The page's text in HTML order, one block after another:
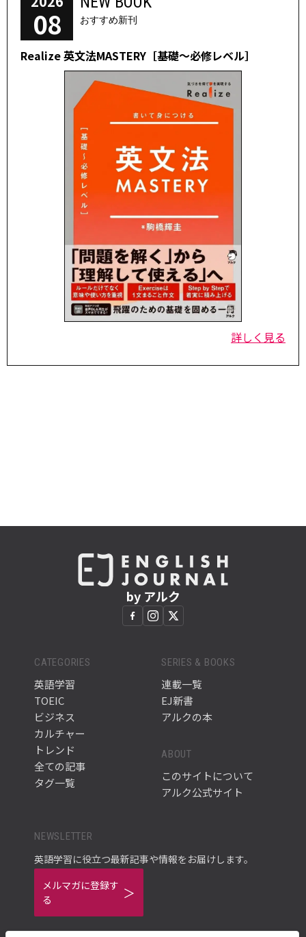
08 おすすめ新刊
Realize 英文法MASTERY［基礎～必修レベル］
詳しく見る
by アルク
CATEGORIES
英語学習
TOEIC
ビジネス
カルチャー
トレンド
全ての記事
タグ一覧
SERIES & BOOKS
連載一覧
EJ新書
アルクの本
ABOUT
このサイトについて
アルク公式サイト
NEWSLETTER
英語学習に役立つ最新記事や情報をお届けします。
メルマガに登録す
る